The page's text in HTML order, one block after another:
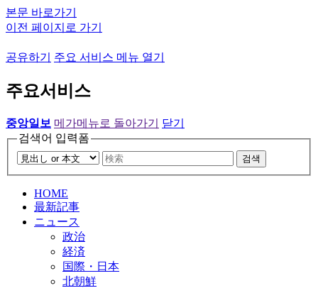
본문 바로가기
이전 페이지로 가기
공유하기 주요 서비스 메뉴 열기
주요서비스
중앙일보 메가메뉴로 돌아가기
닫기
검색어 입력폼
검색
HOME
最新記事
ニュース
政治
経済
国際・日本
北朝鮮